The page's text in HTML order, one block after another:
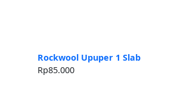
Rockwool Upuper 1 Slab
Rp85.000